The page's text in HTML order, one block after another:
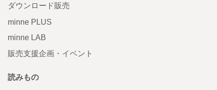
ダウンロード販売
minne PLUS
minne LAB
販売支援企画・イベント
読みもの